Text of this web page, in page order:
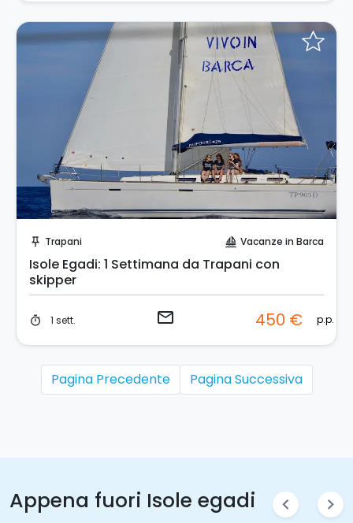
push_pin Trapani sailing Vacanze in Barca
Isole Egadi: 1 Settimana da Trapani con
skipper
timer 1 sett. email 450 € p.p.
Pagina Precedente Pagina Successiva
Appena fuori Isole egadi chevron_left chevron_right